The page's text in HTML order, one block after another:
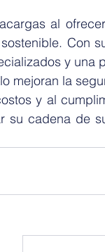
al
Con
y una
mejoran la
y al
su cadena de